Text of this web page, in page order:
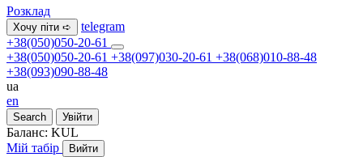
Розклад
Хочу піти ➪
telegram
+38(050)050-20-61
+38(050)050-20-61 +38(097)030-20-61 +38(068)010-88-48
+38(093)090-88-48
ua
en
Search Увійти
Баланс: KUL
Мій табір
Вийти